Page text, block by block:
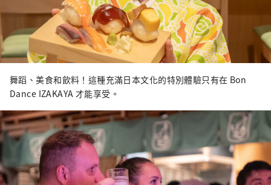
舞蹈、美食和飲料！這種充滿日本文化的特別體驗只有在 Bon
Dance IZAKAYA 才能享受。